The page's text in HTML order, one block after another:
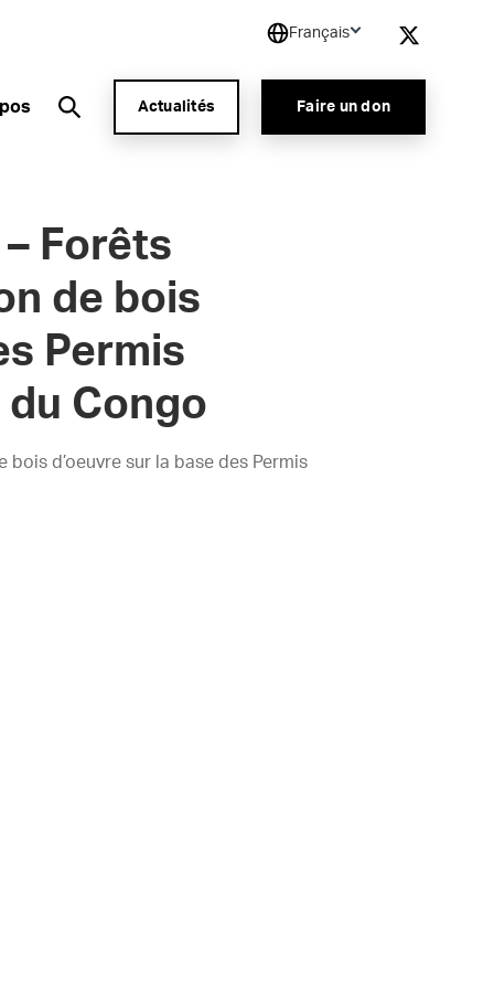
Français
Actualités Faire un don
Forêts
de bois
Permis
du Congo
d’oeuvre sur la base des Permis